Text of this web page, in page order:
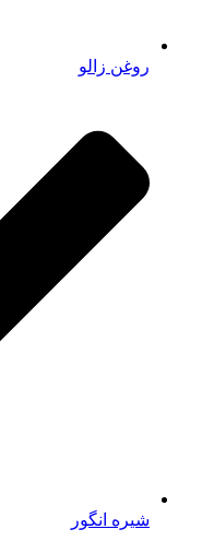
روغن زالو
شیره انگور